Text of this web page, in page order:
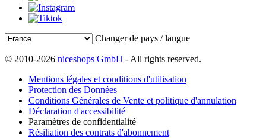
Changer de pays / langue
© 2010-2026 niceshops GmbH - All rights reserved.
Mentions légales et conditions d'utilisation
Protection des Données
Conditions Générales de Vente et politique d'annulation
Déclaration d'accessibilité
Paramètres de confidentialité
Résiliation des contrats d'abonnement